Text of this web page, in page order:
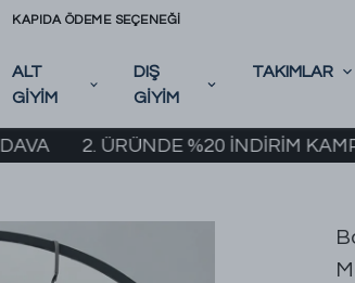
KAPIDA ÖDEME SEÇENEĞİ
ALT
GİYİM
DIŞ
GİYİM
TAKIMLAR
2. ÜRÜNDE %20 İNDİRİM